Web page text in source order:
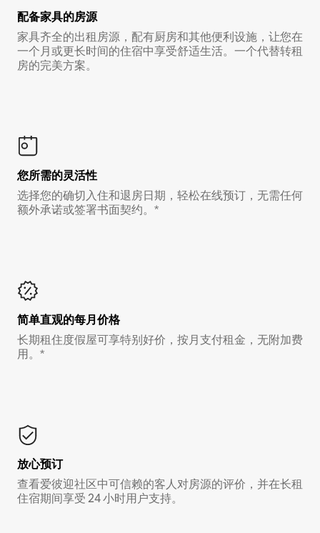
配备家具的房源
家具齐全的出租房源，配有厨房和其他便利设施，让您在
一个月或更长时间的住宿中享受舒适生活。一个代替转租
房的完美方案。
您所需的灵活性
选择您的确切入住和退房日期，轻松在线预订，无需任何
额外承诺或签署书面契约。*
简单直观的每月价格
长期租住度假屋可享特别好价，按月支付租金，无附加费
用。*
放心预订
查看爱彼迎社区中可信赖的客人对房源的评价，并在长租
住宿期间享受 24 小时用户支持。